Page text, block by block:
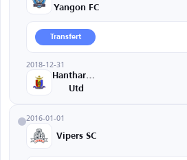
Yangon FC
Transfert
2018-12-31
Hantharwady
Utd
2016-01-01
Vipers SC